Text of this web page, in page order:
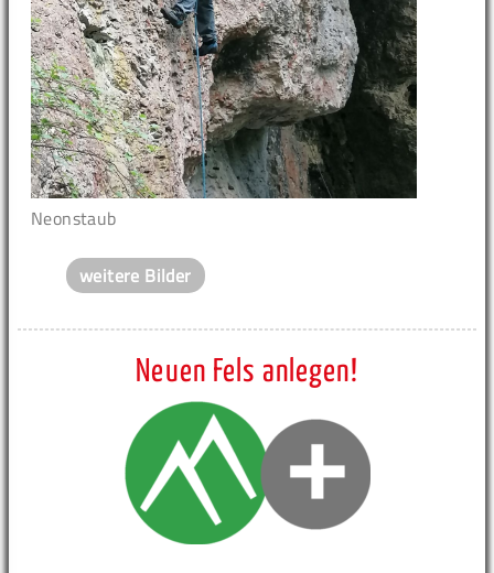
Neonstaub
weitere Bilder
Neuen Fels anlegen!